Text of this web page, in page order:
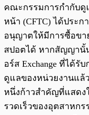
คณะกรรมการกำกับ
หน้า (CFTC) ได้ประ
อนุญาตให้มีการซื้อขา
สปอตได้ หากสัญญานั้
อร์ส Exchange ที่ได้รั
ดูแลของหน่วยงานแล้ว
หนึ่งก้าวสำคัญที่แสดง
รวดเร็วของอุตสาหก